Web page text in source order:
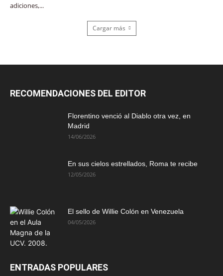
adiciones,...
Cargar más
RECOMENDACIONES DEL EDITOR
Florentino venció al Diablo otra vez, en
Madrid
14/06/2026
En sus cielos estrellados, Roma te recibe
12/05/2026
El sello de Willie Colón en Venezuela
04/05/2026
ENTRADAS POPULARES